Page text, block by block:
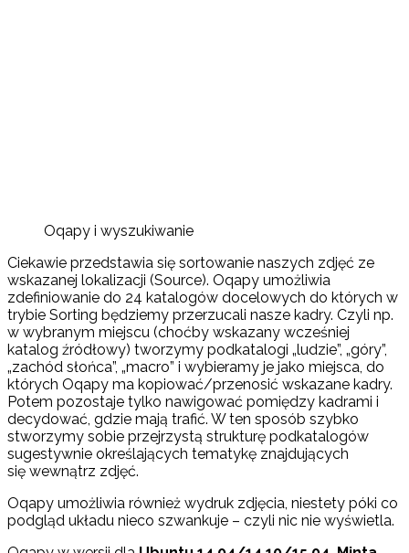
Oqapy i wyszukiwanie
Ciekawie przedstawia się sortowanie naszych zdjęć ze
wskazanej lokalizacji (Source). Oqapy umożliwia
zdefiniowanie do 24 katalogów docelowych do których w
trybie Sorting będziemy przerzucali nasze kadry. Czyli np.
w wybranym miejscu (choćby wskazany wcześniej
katalog źródłowy) tworzymy podkatalogi „ludzie”, „góry”,
„zachód słońca”, „macro” i wybieramy je jako miejsca, do
których Oqapy ma kopiować/przenosić wskazane kadry.
Potem pozostaje tylko nawigować pomiędzy kadrami i
decydować, gdzie mają trafić. W ten sposób szybko
stworzymy sobie przejrzystą strukturę podkatalogów
sugestywnie określających tematykę znajdujących
się wewnątrz zdjęć.
Oqapy umożliwia również wydruk zdjęcia, niestety póki co
podgląd układu nieco szwankuje – czyli nic nie wyświetla.